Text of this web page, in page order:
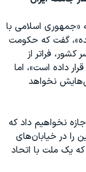
«جمهوری اسلامی با
گفت که حکومت
کشور، فراتر از
داده است»، اما
نخواهد
نخواهیم داد که
را در خیابان‌های
یک ملت با اتحاد